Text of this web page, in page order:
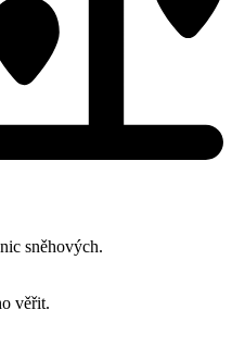
sněhových.
věřit.